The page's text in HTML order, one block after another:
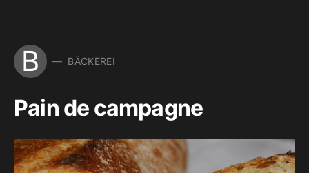
B BÄCKEREI
Pain de campagne